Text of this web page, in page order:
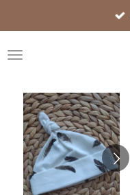
direct
naar
hoofdinhoud